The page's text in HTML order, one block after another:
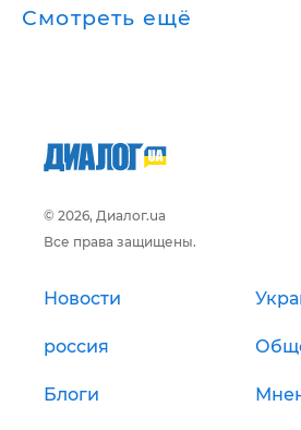
Смотреть ещё
© 2026, Диалог.ua
Все права защищены.
Новости
россия
Блоги